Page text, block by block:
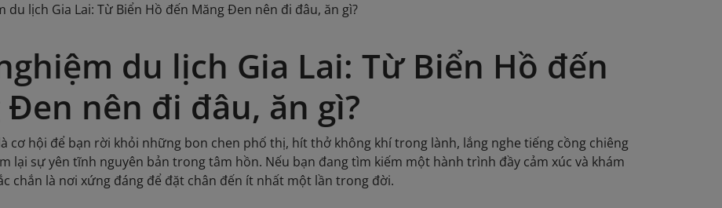
du lịch Gia Lai: Từ Biển Hồ đến Măng Đen nên đi đâu, ăn gì?
du lịch Gia Lai: Từ Biển Hồ đến
Đen nên đi đâu, ăn gì?
cơ hội để bạn rời khỏi những bon chen phố thị, hít thở không khí trong lành, lắng nghe tiếng cồng chiêng
lại sự yên tĩnh nguyên bản trong tâm hồn. Nếu bạn đang tìm kiếm một hành trình đầy cảm xúc và khám
chắn là nơi xứng đáng để đặt chân đến ít nhất một lần trong đời.